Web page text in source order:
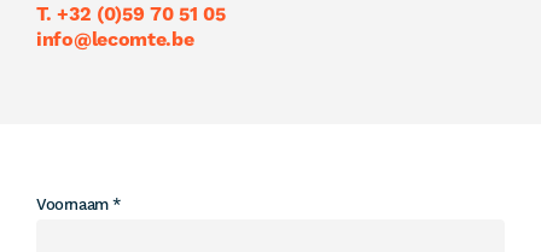
T. +32 (0)59 70 51 05
info@lecomte.be
Leave
Voornaam